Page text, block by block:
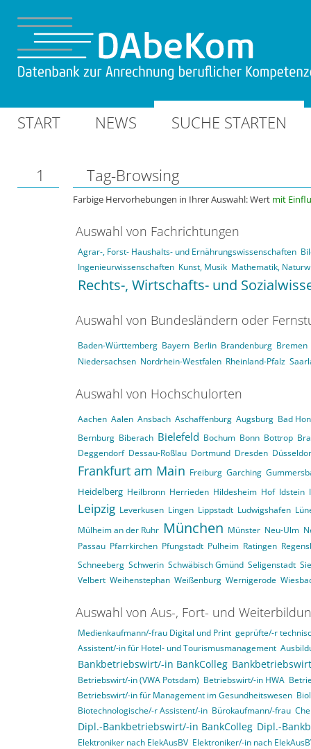
START NEWS SUCHE STARTEN
1 Tag-Browsing
Farbige Hervorhebungen in Ihrer Auswahl: Wert mit
Auswahl von Fachrichtungen
Agrar-, Forst- Haushalts- und Ernährungswissenschaften
Ingenieurwissenschaften Kunst, Musik Mathematik,
Rechts-, Wirtschafts- und
Auswahl von Bundesländern oder
Baden-Württemberg Bayern Berlin Brandenburg Bremen
Niedersachsen Nordrhein-Westfalen Rheinland-Pfalz
Auswahl von Hochschulorten
Aachen Aalen Ansbach Aschaffenburg Augsburg Bad
Bernburg Biberach Bielefeld Bochum Bonn Bottrop
Deggendorf Dessau-Roßlau Dortmund Dresden
Frankfurt am Main Freiburg Garching
Heidelberg Heilbronn Herrieden Hildesheim Hof Idstein
Leipzig Leverkusen Lingen Lippstadt Ludwigshafen
Mülheim an der Ruhr München Münster Neu-Ulm
Passau Pfarrkirchen Pfungstadt Pulheim Ratingen
Schneeberg Schwerin Schwäbisch Gmünd Seligenstadt
Velbert Weihenstephan Weißenburg Wernigerode
Auswahl von Aus-, Fort- und
Medienkaufmann/-frau Digital und Print geprüfte/-r
Assistent/-in für Hotel- und Tourismusmanagement
Bankbetriebswirt/-in BankColleg
Betriebswirt/-in (VWA Potsdam) Betriebswirt/-in HWA
Betriebswirt/-in für Management im Gesundheitswesen
Biotechnologische/-r Assistent/-in Bürokaufmann/-frau
Dipl.-Bankbetriebswirt/-in BankColleg Dipl.-
Elektroniker nach ElekAusBV Elektroniker/-in nach